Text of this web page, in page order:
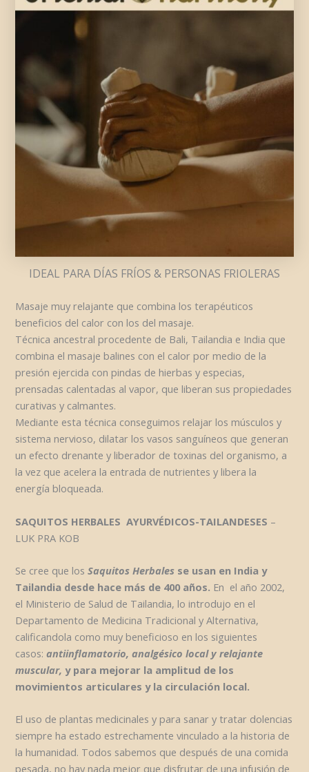
IDEAL PARA DÍAS FRÍOS & PERSONAS FRIOLERAS
Masaje muy relajante que combina los terapéuticos
beneficios del calor con los del masaje.
Técnica ancestral procedente de Bali, Tailandia e India que
combina el masaje balines con el calor por medio de la
presión ejercida con pindas de hierbas y especias,
prensadas calentadas al vapor, que liberan sus propiedades
curativas y calmantes.
Mediante esta técnica conseguimos relajar los músculos y
sistema nervioso, dilatar los vasos sanguíneos que generan
un efecto drenante y liberador de toxinas del organismo, a
la vez que acelera la entrada de nutrientes y libera la
energía bloqueada.
SAQUITOS HERBALES AYURVÉDICOS-TAILANDESES –
LUK PRA KOB
Se cree que losSaquitos Herbales se usan en India y
Tailandia desde hace más de 400 años. En el año 2002,
el Ministerio de Salud de Tailandia, lo introdujo en el
Departamento de Medicina Tradicional y Alternativa,
calificandola como muy beneficioso en los siguientes
casos:antiinflamatorio, analgésico local y relajante
muscular, y para mejorar la amplitud de los
movimientos articulares y la circulación local.
El uso de plantas medicinales y para sanar y tratar dolencias
siempre ha estado estrechamente vinculado a la historia de
la humanidad. Todos sabemos que después de una comida
pesada, no hay nada mejor que disfrutar de una infusión de